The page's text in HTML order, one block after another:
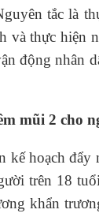
tắc là
và thực hiện
động nhân
mũi 2 cho
hoạch đẩy
trên 18
khẩn